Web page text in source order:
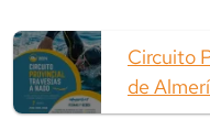
Circuito
de